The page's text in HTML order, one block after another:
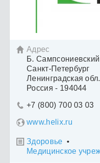
 Адрес
Б. Сампсониевский
Санкт-Петербург
Ленинградская обл.
Россия - 194044
 +7 (800) 700 03 03
www.helix.ru
 Здоровье •
Медицинское